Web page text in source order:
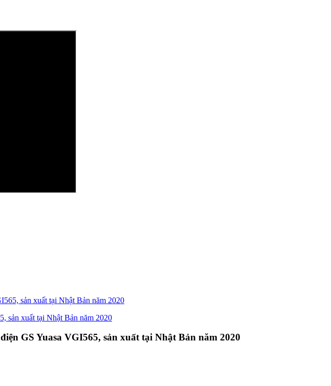
sản xuất tại Nhật Bản năm 2020
GS Yuasa VGI565, sản xuất tại Nhật Bản năm 2020